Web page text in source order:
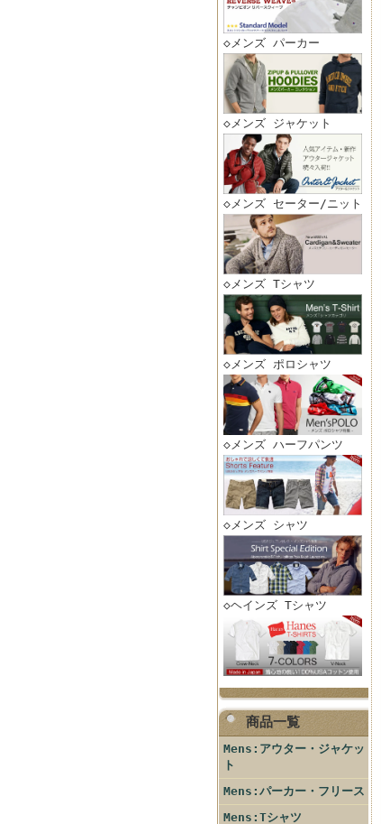
◇メンズ パーカー
◇メンズ ジャケット
◇メンズ セーター/ニット
◇メンズ Tシャツ
◇メンズ ポロシャツ
◇メンズ ハーフパンツ
◇メンズ シャツ
◇ヘインズ Tシャツ
商品一覧
Mens:アウター・ジャケッ
ト
Mens:パーカー・フリース
Mens:Tシャツ